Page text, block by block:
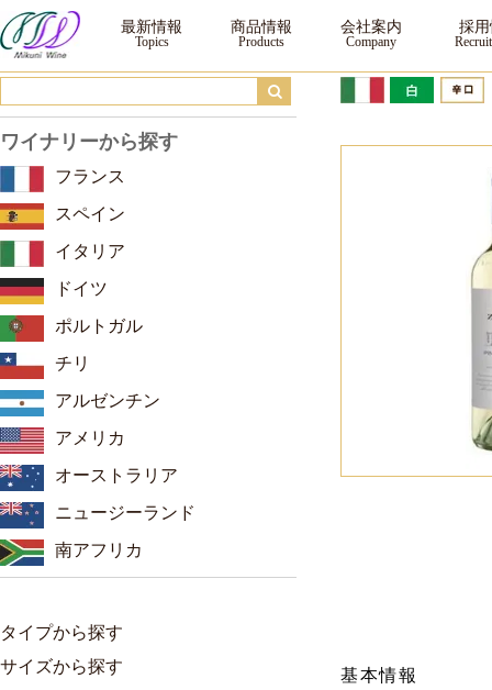
ゾーニン クラシチ ピノ・グリージョ フリウリ DOC ｜ ワイン ｜三国ワイン
最新情報 商品情報 会社案内 採
基本情報
ワイナリーから探す
フランス
スペイン
イタリア
ドイツ
ポルトガル
チリ
アルゼンチン
アメリカ
オーストラリア
ニュージーランド
南アフリカ
タイプから探す
サイズから探す